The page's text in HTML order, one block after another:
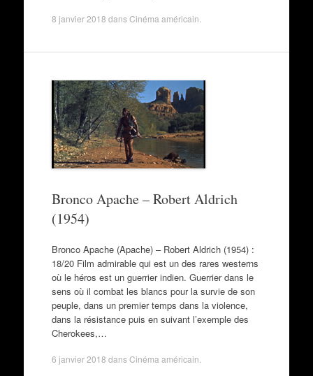
8 janvier 2018 dansCinéma américain
Bronco Apache – Robert Aldrich
(1954)
Bronco Apache (Apache) – Robert Aldrich (1954) :
18/20 Film admirable qui est un des rares westerns
où le héros est un guerrier indien. Guerrier dans le
sens où il combat les blancs pour la survie de son
peuple, dans un premier temps dans la violence,
dans la résistance puis en suivant l’exemple des
Cherokees,…
6 janvier 2018 dansCinéma américain